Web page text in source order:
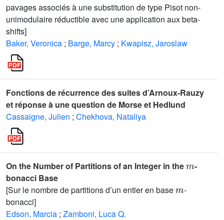
pavages associés à une substitution de type Pisot non-
unimodulaire réductible avec une application aux beta-
shifts]
Baker, Veronica ; Barge, Marcy ; Kwapisz, Jaroslaw
Fonctions de récurrence des suites d’Arnoux-Rauzy
et réponse à une question de Morse et Hedlund
Cassaigne, Julien ; Chekhova, Nataliya
On the Number of Partitions of an Integer in the
-
bonacci Base
[Sur le nombre de partitions d’un entier en base
-
bonacci]
Edson, Marcia ; Zamboni, Luca Q.